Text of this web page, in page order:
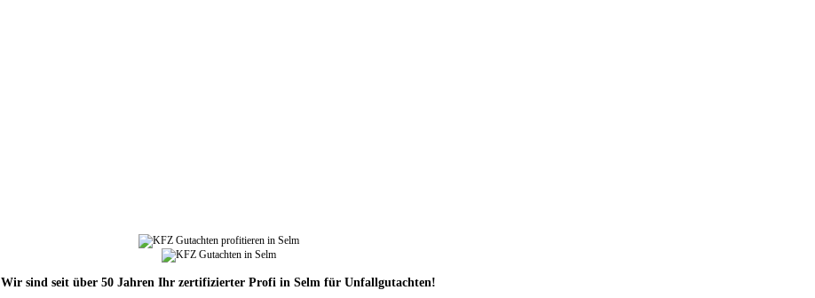
Wir sind seit über 50 Jahren Ihr zertifizierter Profi in Selm für Unfallgutachten!